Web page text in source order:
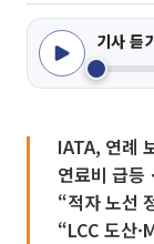
기사 듣
IATA, 연례
연료비 급등
“적자 노선
“LCC 도산